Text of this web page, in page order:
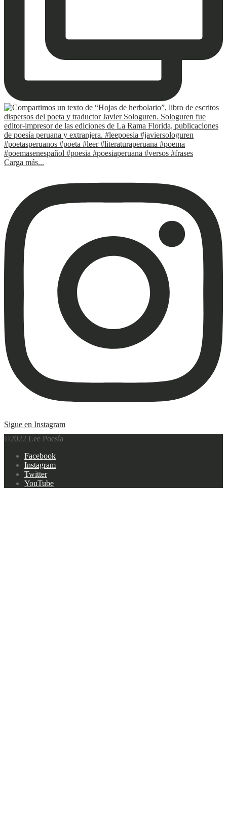
Carga más...
Sigue en Instagram
©2022 Lee Poesía
Footer
navigation
Facebook
Instagram
Twitter
YouTube